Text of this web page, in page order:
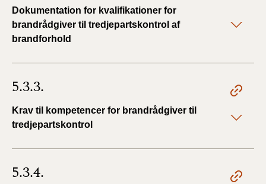
Dokumentation for kvalifikationer for
brandrådgiver til tredjepartskontrol af
brandforhold
5.3.3.
Krav til kompetencer for brandrådgiver til
tredjepartskontrol
5.3.4.